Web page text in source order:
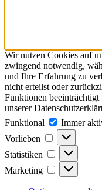
Wir nutzen Cookies auf
zwingend notwendig,
und Ihre Erfahrung zu
nicht erteilst oder
Funktionen
unserer
Funktional
Funktional
Immer
Vorlieben
Vorlieben
Statistiken Statistiken
Marketing Marketing